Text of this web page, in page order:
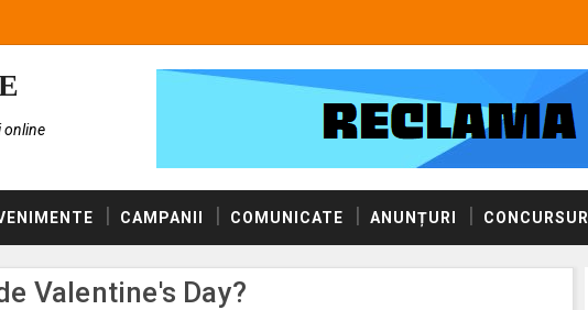
online
CAMPANII COMUNICATE ANUNȚURI CONCURSURI
Valentine's Day?